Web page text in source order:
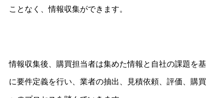
ことなく、情報収集ができます。
情報収集後、購買担当者は集めた情報と自社の課題を基
に要件定義を行い、業者の抽出、見積依頼、評価、購買